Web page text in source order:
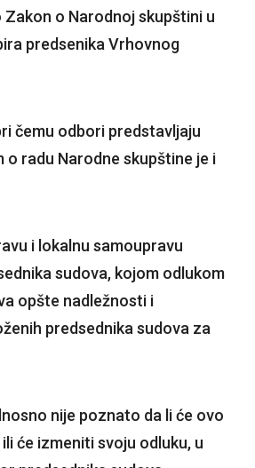
Zakon o Narodnoj skupštini u
predsenika Vrhovnog
čemu odbori predstavljaju
radu Narodne skupštine je i
i lokalnu samoupravu
sudova, kojom odlukom
opšte nadležnosti i
predsednika sudova za
nije poznato da li će ovo
će izmeniti svoju odluku, u